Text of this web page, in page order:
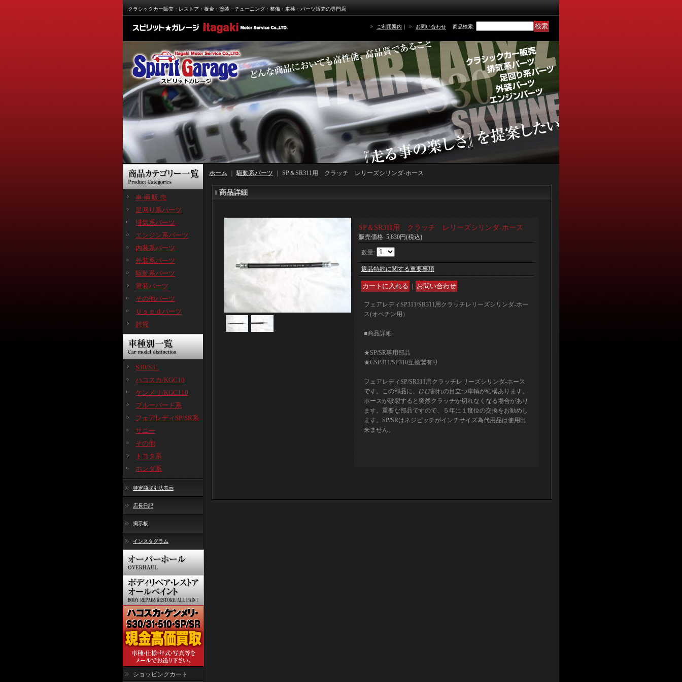
クラシックカー販売・レストア・板金・塗装・チューニング・整備・車検・パーツ販売の専門店
ご利用案内 ｜ お問い合わせ 商品検索:
車 輌 販 売
足回り系パーツ
排気系パーツ
エンジン系パーツ
内装系パーツ
外装系パーツ
駆動系パーツ
電装パーツ
その他パーツ
Ｕｓｅｄパーツ
雑貨
S30/S31
ハコスカ/KGC10
ケンメリ/KGC110
ブルーバード系
フェアレディSP/SR系
サニー
その他
トヨタ系
ホンダ系
特定商取引法表示
店長日記
掲示板
インスタグラム
ショッピングカート
ホーム ｜駆動系パーツ SP＆SR311用 クラッチ レリーズシリンダ-ホース
商品詳細
SP＆SR311用 クラッチ レリーズシリンダ-ホース
販売価格: 5,830円(税込)
数量:
返品特約に関する重要事項
フェアレディSP311/SR311用クラッチレリーズシリンダ-ホー
ス(オペチン用）
■商品詳細
★SP/SR専用部品
★CSP311/SP310互換製有り
フェアレディSP/SR311用クラッチレリーズシリンダ-ホース
です。この部品に、ひび割れの目立つ車輌が結構あります。
ホースが破裂すると突然クラッチが切れなくなる場合があり
ます。重要な部品ですので、５年に１度位の交換をお勧めし
ます。SP/SRはネジピッチがインチサイズ為代用品は使用出
来ません。